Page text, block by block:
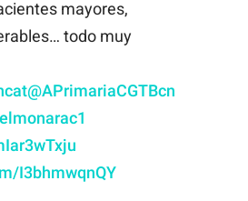
mayores,
todo muy
@APrimariaCGTBcn
I3bhmwqnQY